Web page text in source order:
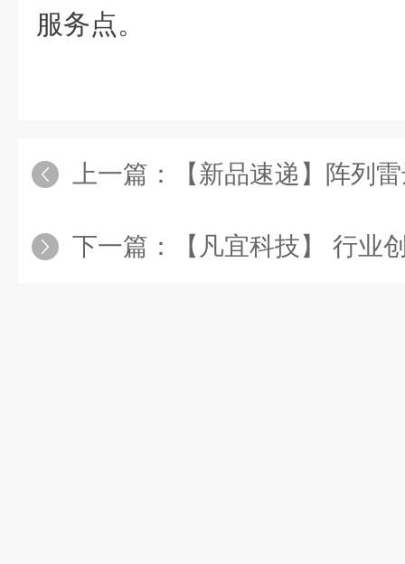
服务点。
上一篇： 【新品速递】阵列雷达波液位计&重
下一篇： 【凡宜科技】 行业创新